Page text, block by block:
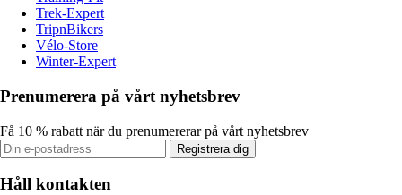
Trek-Expert
TripnBikers
Vélo-Store
Winter-Expert
Prenumerera på vårt nyhetsbrev
Få 10 % rabatt när du prenumererar på vårt nyhetsbrev
Registrera dig
Håll kontakten